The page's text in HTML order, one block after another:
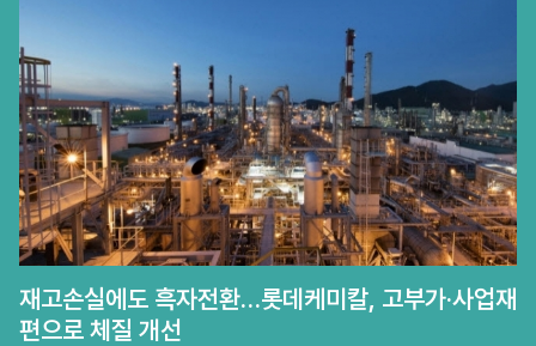
재고손실에도 흑자전환…롯데케미칼, 고부가·사업재
편으로 체질 개선